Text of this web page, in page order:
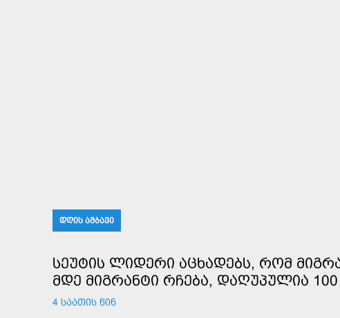
ᲓᲦᲘᲡ ᲐᲛᲑᲐᲕᲘ
ᲡᲔᲣᲢᲘᲡ ᲚᲘᲓᲔᲠᲘ ᲐᲪᲮᲐᲓᲔᲑᲡ, ᲠᲝᲛ
ᲛᲓᲔ ᲛᲘᲒᲠᲐᲜᲢᲘ ᲠᲩᲔᲑᲐ, ᲓᲐᲦᲣᲞᲣᲚᲘᲐ 100
4 ᲡᲐᲐᲗᲘᲡ ᲬᲘᲜ